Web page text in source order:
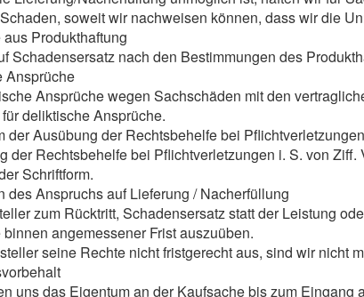
soweit wir nachweisen können, dass wir die
Produkthaftung
Schadensersatz nach den Bestimmungen des
Ansprüche
Ansprüche wegen Sachschäden mit den
deliktische Ansprüche.
der Ausübung der Rechtsbehelfe bei
der Rechtsbehelfe bei Pflichtverletzungen i. S. von
Schriftform.
des Anspruchs auf Lieferung / Nacherfüllung
zum Rücktritt, Schadensersatz statt der Leistung
angemessener Frist auszuüben.
seine Rechte nicht fristgerecht aus, sind wir nicht
uns das Eigentum an der Kaufsache bis zum Eingang